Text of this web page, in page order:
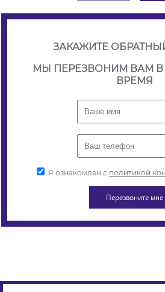
ЗАКАЖИТЕ
МЫ ПЕРЕЗВОНИМ ВАМ
ВРЕМЯ
Я ознакомлен с политикой